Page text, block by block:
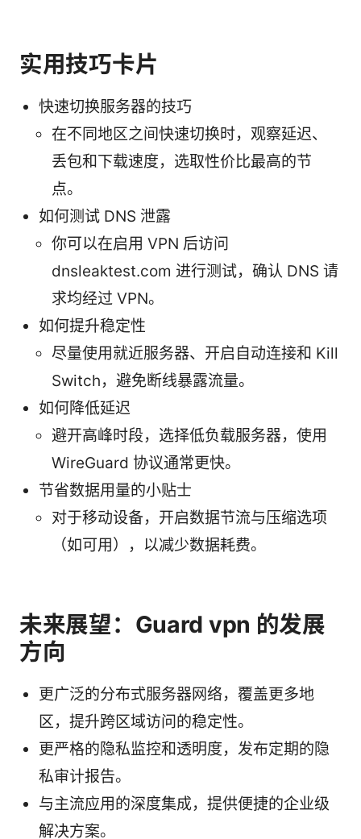
实用技巧卡片
快速切换服务器的技巧
在不同地区之间快速切换时，观察延迟、
丢包和下载速度，选取性价比最高的节
点。
如何测试 DNS 泄露
你可以在启用 VPN 后访问
dnsleaktest.com 进行测试，确认 DNS 请
求均经过 VPN。
如何提升稳定性
尽量使用就近服务器、开启自动连接和 Kill
Switch，避免断线暴露流量。
如何降低延迟
避开高峰时段，选择低负载服务器，使用
WireGuard 协议通常更快。
节省数据用量的小贴士
对于移动设备，开启数据节流与压缩选项
（如可用），以减少数据耗费。
未来展望：Guard vpn 的发展
方向
更广泛的分布式服务器网络，覆盖更多地
区，提升跨区域访问的稳定性。
更严格的隐私监控和透明度，发布定期的隐
私审计报告。
与主流应用的深度集成，提供便捷的企业级
解决方案。